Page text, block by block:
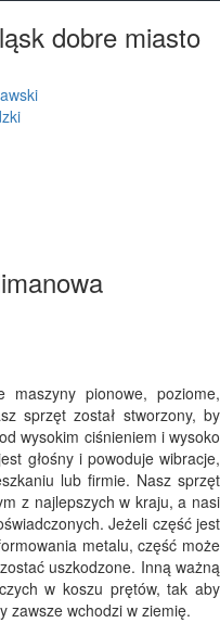
dobre miasto
maszyny pionowe, poziome,
sprzęt został stworzony, by
wysokim ciśnieniem i wysoko
głośny i powoduje wibracje,
lub firmie. Nasz sprzęt
z najlepszych w kraju, a nasi
Jeżeli część jest
metalu, część może
uszkodzone. Inną ważną
w koszu prętów, tak aby
zawsze wchodzi w ziemię.